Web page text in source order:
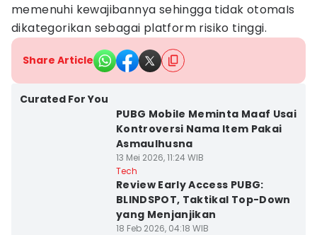
memenuhi kewajibannya sehingga tidak otomaIs
dikategorikan sebagai platform risiko tinggi.
Share Article
Curated For You
PUBG Mobile Meminta Maaf Usai
Kontroversi Nama Item Pakai
Asmaulhusna
13 Mei 2026, 11:24 WIB
Tech
Review Early Access PUBG:
BLINDSPOT, Taktikal Top-Down
yang Menjanjikan
18 Feb 2026, 04:18 WIB